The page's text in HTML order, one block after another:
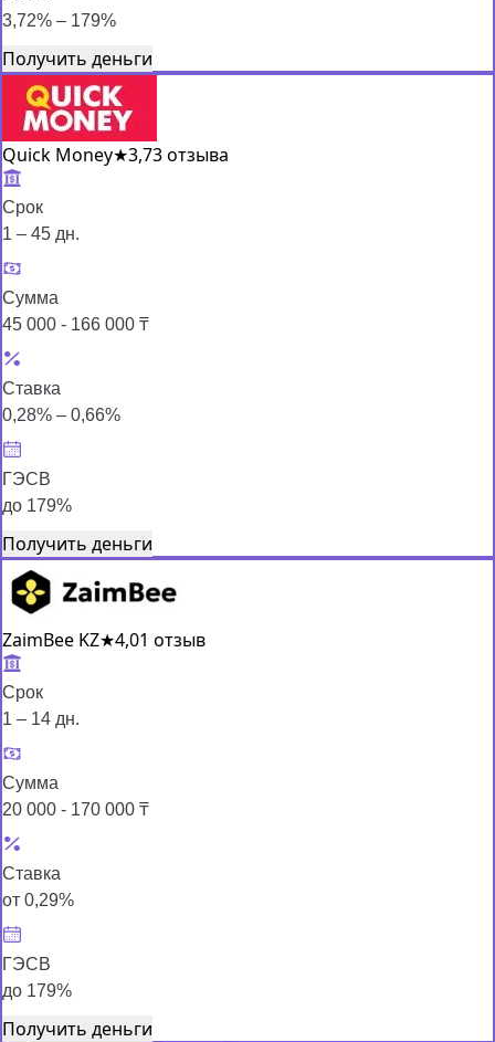
3,72% – 179%
Получить деньги
Quick Money★3,73 отзыва
Срок
1 – 45 дн.
Сумма
45 000 - 166 000 ₸
Ставка
0,28% – 0,66%
ГЭСВ
до 179%
Получить деньги
ZaimBee KZ★4,01 отзыв
Срок
1 – 14 дн.
Сумма
20 000 - 170 000 ₸
Ставка
от 0,29%
ГЭСВ
до 179%
Получить деньги